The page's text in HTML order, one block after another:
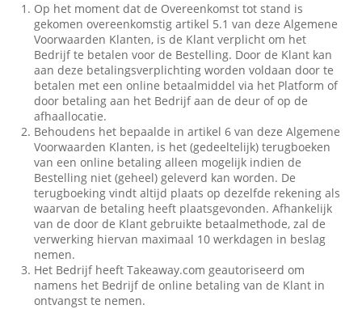
Op het moment dat de Overeenkomst tot stand is
gekomen overeenkomstig artikel 5.1 van deze Algemene
Voorwaarden Klanten, is de Klant verplicht om het
Bedrijf te betalen voor de Bestelling. Door de Klant kan
aan deze betalingsverplichting worden voldaan door te
betalen met een online betaalmiddel via het Platform of
door betaling aan het Bedrijf aan de deur of op de
afhaallocatie.
Behoudens het bepaalde in artikel 6 van deze Algemene
Voorwaarden Klanten, is het (gedeeltelijk) terugboeken
van een online betaling alleen mogelijk indien de
Bestelling niet (geheel) geleverd kan worden. De
terugboeking vindt altijd plaats op dezelfde rekening als
waarvan de betaling heeft plaatsgevonden. Afhankelijk
van de door de Klant gebruikte betaalmethode, zal de
verwerking hiervan maximaal 10 werkdagen in beslag
nemen.
Het Bedrijf heeft Takeaway.com geautoriseerd om
namens het Bedrijf de online betaling van de Klant in
ontvangst te nemen.